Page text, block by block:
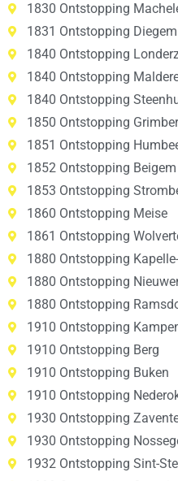
1830 Ontstopping
1831 Ontstopping Diegem
1840 Ontstopping
1840 Ontstopping
1840 Ontstopping
1850 Ontstopping
1851 Ontstopping
1852 Ontstopping Beigem
1853 Ontstopping
1860 Ontstopping Meise
1861 Ontstopping
1880 Ontstopping
1880 Ontstopping
1880 Ontstopping
1910 Ontstopping
1910 Ontstopping Berg
1910 Ontstopping Buken
1910 Ontstopping
1930 Ontstopping
1930 Ontstopping
1932 Ontstopping Sint-